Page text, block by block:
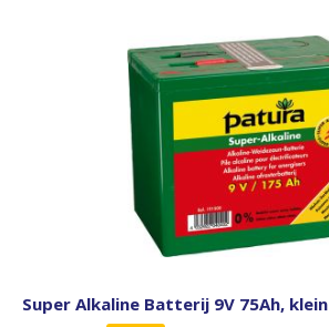
Super Alkaline Batterij 9V 75Ah, klein